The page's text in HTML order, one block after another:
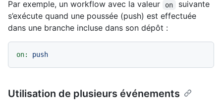
Par exemple, un workflow avec la valeur on
suivante
s’exécute quand une poussée (push) est effectuée
dans une branche incluse dans son dépôt :
on: push
Utilisation de plusieurs événements